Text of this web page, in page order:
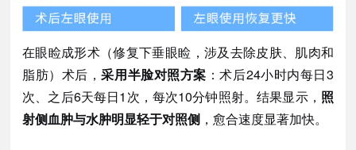
在眼睑成形术（修复下垂眼睑，涉及去除皮肤、肌肉和
脂肪）术后，采用半脸对照方案 ：术后24小时内每日3
次、之后6天每日1次，每次10分钟照射。结果显示， 照
射侧血肿与水肿明显轻于对照侧 ，愈合速度显著加快。